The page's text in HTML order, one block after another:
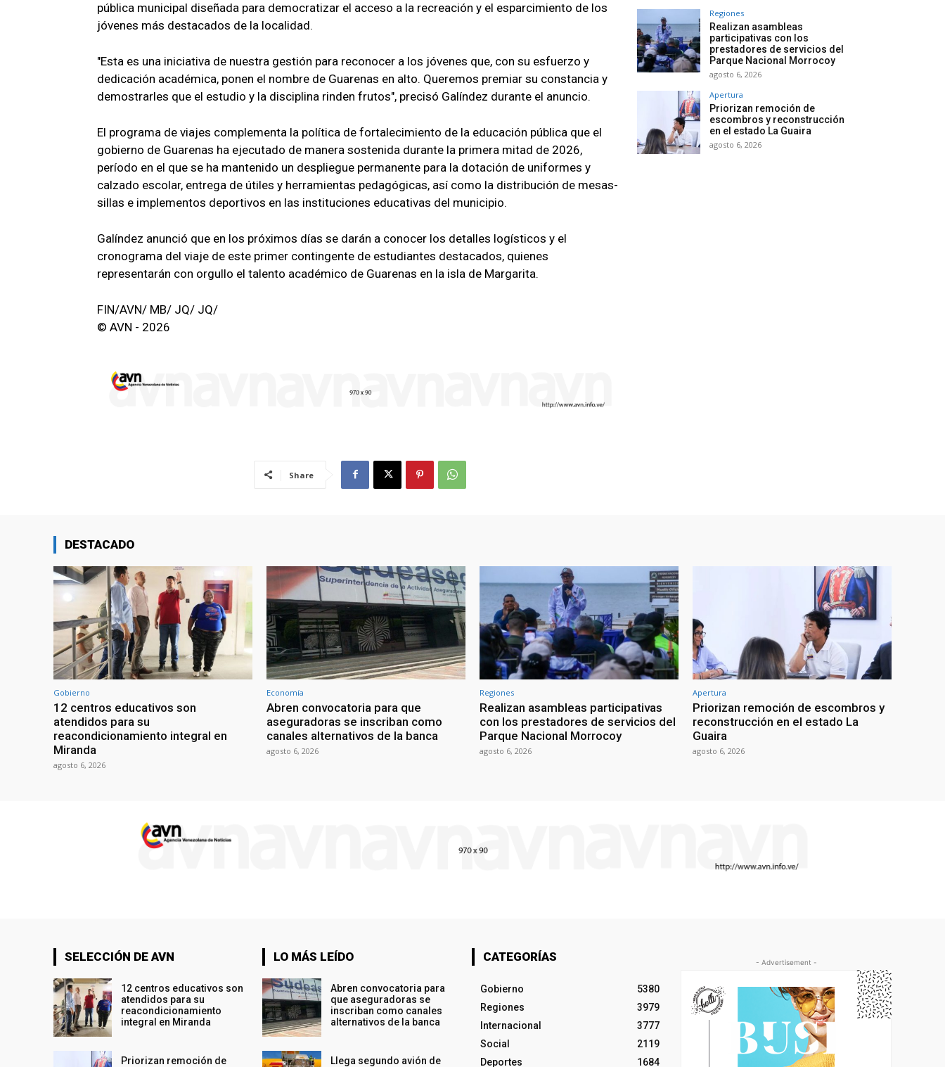
pública municipal diseñada para democratizar el acceso a la recreación y el esparcimiento de los
jóvenes más destacados de la localidad.
"Esta es una iniciativa de nuestra gestión para reconocer a los jóvenes que, con su esfuerzo y
dedicación académica, ponen el nombre de Guarenas en alto. Queremos premiar su constancia y
demostrarles que el estudio y la disciplina rinden frutos", precisó Galíndez durante el anuncio.
El programa de viajes complementa la política de fortalecimiento de la educación pública que el
gobierno de Guarenas ha ejecutado de manera sostenida durante la primera mitad de 2026,
período en el que se ha mantenido un despliegue permanente para la dotación de uniformes y
calzado escolar, entrega de útiles y herramientas pedagógicas, así como la distribución de mesas-
sillas e implementos deportivos en las instituciones educativas del municipio.
Galíndez anunció que en los próximos días se darán a conocer los detalles logísticos y el
cronograma del viaje de este primer contingente de estudiantes destacados, quienes
representarán con orgullo el talento académico de Guarenas en la isla de Margarita.
FIN/AVN/ MB/ JQ/ JQ/
© AVN - 2026
Share
Regiones
Realizan asambleas
participativas con los
prestadores de servicios del
Parque Nacional Morrocoy
agosto 6, 2026
Apertura
Priorizan remoción de
escombros y reconstrucción
en el estado La Guaira
agosto 6, 2026
DESTACADO
Gobierno
12 centros educativos son
atendidos para su
reacondicionamiento integral en
Miranda
agosto 6, 2026
Economía
Abren convocatoria para que
aseguradoras se inscriban como
canales alternativos de la banca
agosto 6, 2026
Regiones
Realizan asambleas participativas
con los prestadores de servicios del
Parque Nacional Morrocoy
agosto 6, 2026
Apertura
Priorizan remoción de escombros y
reconstrucción en el estado La
Guaira
agosto 6, 2026
SELECCIÓN DE AVN
12 centros educativos son
atendidos para su
reacondicionamiento
integral en Miranda
Priorizan remoción de
LO MÁS LEÍDO
Abren convocatoria para
que aseguradoras se
inscriban como canales
alternativos de la banca
Llega segundo avión de
CATEGORÍAS
Gobierno
5380
Regiones
3979
Internacional
3777
Social
2119
Deportes
1684
- Advertisement -